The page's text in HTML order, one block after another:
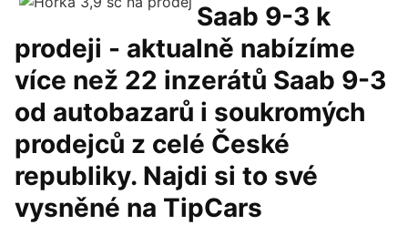
Saab 9-3 k
prodeji - aktualně nabízíme
více než 22 inzerátů Saab 9-3
od autobazarů i soukromých
prodejců z celé České
republiky. Najdi si to své
vysněné na TipCars